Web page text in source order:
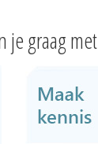
je graag met